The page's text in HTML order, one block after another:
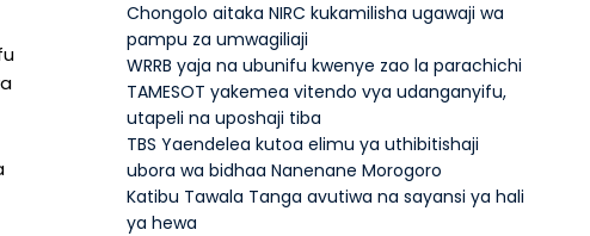
Chongolo aitaka NIRC kukamilisha ugawaji wa
pampu za umwagiliaji
WRRB yaja na ubunifu kwenye zao la parachichi
TAMESOT yakemea vitendo vya udanganyifu,
utapeli na uposhaji tiba
TBS Yaendelea kutoa elimu ya uthibitishaji
ubora wa bidhaa Nanenane Morogoro
Katibu Tawala Tanga avutiwa na sayansi ya hali
ya hewa